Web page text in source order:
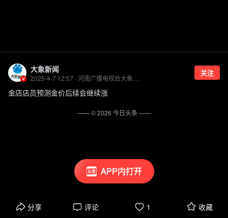
APP内打开
大象新闻 关注
金店店员预测金价后续会继续涨
分享 评论 1 收藏
—— ©2026 今日头条——